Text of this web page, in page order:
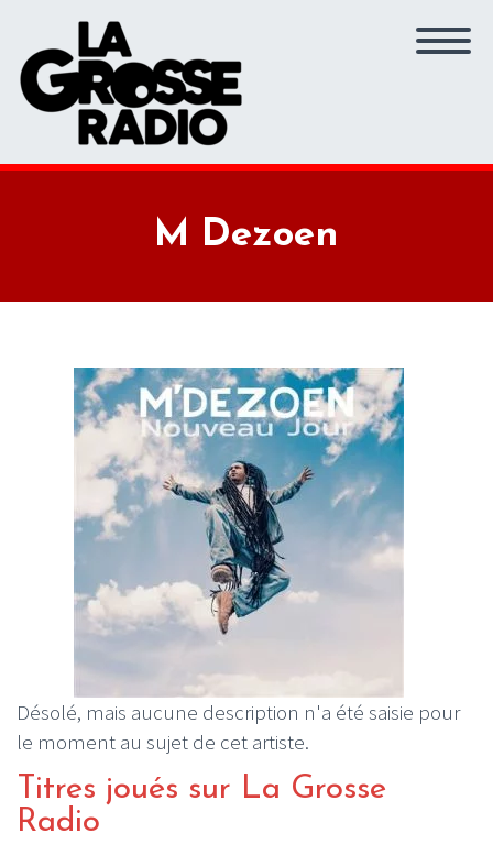
M Dezoen
Désolé, mais aucune description n'a été saisie pour
le moment au sujet de cet artiste.
Titres joués sur La Grosse
Radio